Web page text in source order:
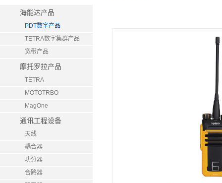
海能达产品
PDT数字产品
TETRA数字集群产品
宽带产品
摩托罗拉产品
TETRA
MOTOTRBO
MagOne
通讯工程设备
天线
耦合器
功分器
合路器